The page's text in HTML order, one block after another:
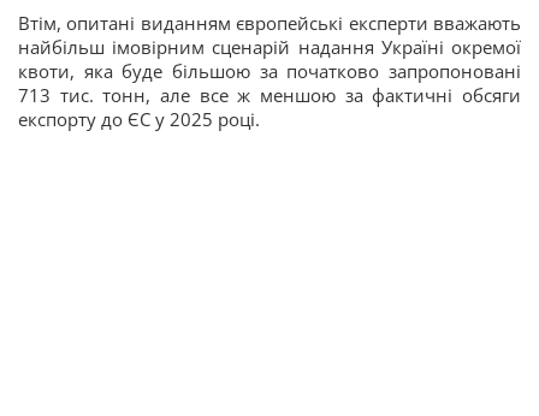
Втім, опитані виданням європейські експерти вважають
найбільш імовірним сценарій надання Україні окремої
квоти, яка буде більшою за початково запропоновані
713 тис. тонн, але все ж меншою за фактичні обсяги
експорту до ЄС у 2025 році.